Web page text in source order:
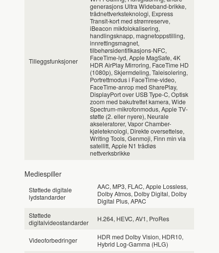
Tilleggsfunksjoner
generasjons Ultra Wideband-brikke,
trådnettverksteknologi, Express
Transit-kort med strømreserve,
iBeacon mikfolokalisering,
handlingsknapp, magnetoppstilling,
innrettingsmagnet,
tilbehørsidentifikasjons-NFC,
FaceTime-lyd, Apple MagSafe, 4K
HDR AirPlay Mirroring, FaceTime HD
(1080p), Skjermdeling, Taleisolering,
Portrettmodus i FaceTime-video,
FaceTime-anrop med SharePlay,
DisplayPort over USB Type-C, Optisk
zoom med bakutrettet kamera, Wide
Spectrum-mikrofonmodus, Apple TV-
støtte (2. eller nyere), Neurale
akseleratorer, Vapor Chamber-
kjøleteknologi, Direkte oversettelse,
Writing Tools, Genmoji, Finn min via
satellitt, Apple N1 trådløs
nettverksbrikke
Mediespiller
Støttede digitale
lydstandarder
AAC, MP3, FLAC, Apple Lossless,
Dolby Atmos, Dolby Digital, Dolby
Digital Plus, APAC
Støttede
digitalvideostandarder
H.264, HEVC, AV1, ProRes
Videoforbedringer
HDR med Dolby Vision, HDR10,
Hybrid Log-Gamma (HLG)